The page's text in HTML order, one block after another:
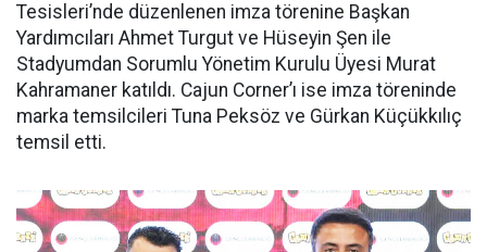
Tesisleri’nde düzenlenen imza törenine Başkan
Yardımcıları Ahmet Turgut ve Hüseyin Şen ile
Stadyumdan Sorumlu Yönetim Kurulu Üyesi Murat
Kahramaner katıldı. Cajun Corner’ı ise imza töreninde
marka temsilcileri Tuna Peksöz ve Gürkan Küçükkılıç
temsil etti.